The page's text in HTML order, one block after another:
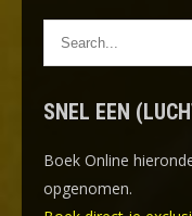
SNEL EEN
Boek Online
opgenomen.